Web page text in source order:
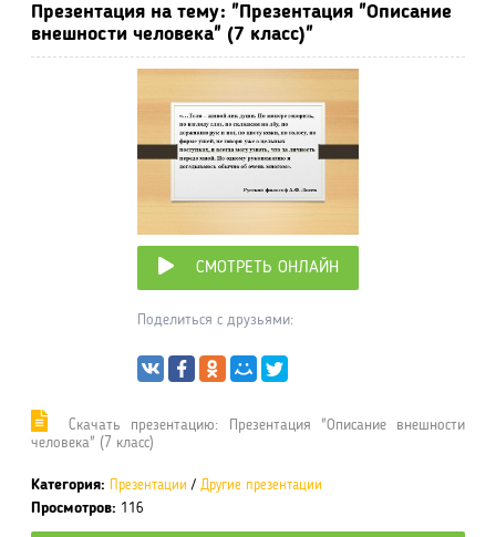
Презентация на тему: "Презентация "Описание
внешности человека" (7 класс)"
СМОТРЕТЬ ОНЛАЙН
Поделиться с друзьями:
Cкачать презентацию: Презентация "Описание внешности
человека" (7 класс)
Категория: Презентации / Другие презентации
Просмотров: 116